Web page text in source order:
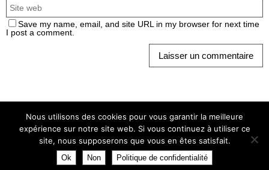
Save my name, email, and site URL in my browser for next time
I post a comment.
ATEBAT 2025 • Tous droits réservés •Mentions légales. Politique de
confidentialité.
Nous utilisons des cookies pour vous garantir la meilleure
expérience sur notre site web. Si vous continuez à utiliser ce
site, nous supposerons que vous en êtes satisfait.
Ok Non Politique de confidentialité